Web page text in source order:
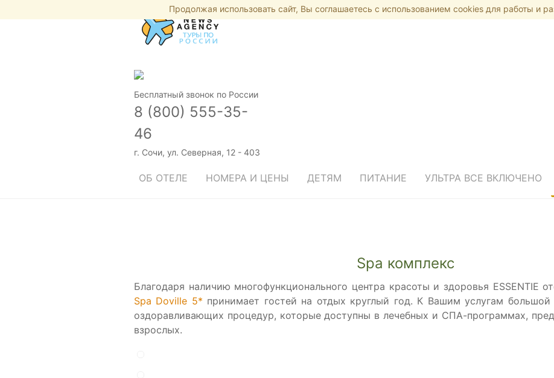
Бесплатный звонок по России
8 (800) 555-35-
46
г. Сочи, ул. Северная, 12 - 403
ОБ ОТЕЛЕ НОМЕРА И ЦЕНЫ ДЕТЯМ ПИТАНИЕ УЛЬТРА ВСЕ ВКЛЮЧЕНО
Spa комплекс
Благодаря наличию многофункционального центра красоты и здоровья ESSENTIE
Spa Doville 5* принимает гостей на отдых круглый год. К Вашим услугам
оздоравливающих процедур, которые доступны в лечебных и СПА-программах,
взрослых.
Продолжая использовать сайт, Вы соглашаетесь с использованием cookies для работы и